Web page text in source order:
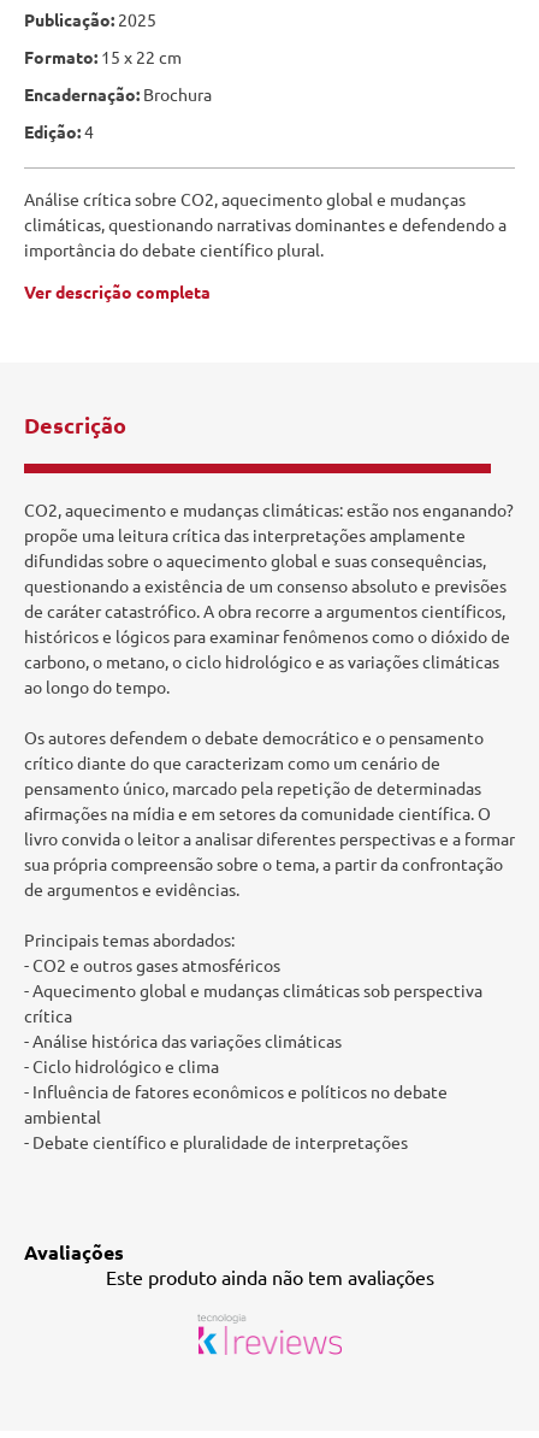
Publicação: 2025
Formato: 15 x 22 cm
Encadernação: Brochura
Edição:4
Análise crítica sobre CO2, aquecimento global e mudanças
climáticas, questionando narrativas dominantes e defendendo a
importância do debate científico plural.
Ver descrição completa
Descrição
CO2, aquecimento e mudanças climáticas: estão nos enganando?
propõe uma leitura crítica das interpretações amplamente
difundidas sobre o aquecimento global e suas consequências,
questionando a existência de um consenso absoluto e previsões
de caráter catastrófico. A obra recorre a argumentos científicos,
históricos e lógicos para examinar fenômenos como o dióxido de
carbono, o metano, o ciclo hidrológico e as variações climáticas
ao longo do tempo.
Os autores defendem o debate democrático e o pensamento
crítico diante do que caracterizam como um cenário de
pensamento único, marcado pela repetição de determinadas
afirmações na mídia e em setores da comunidade científica. O
livro convida o leitor a analisar diferentes perspectivas e a formar
sua própria compreensão sobre o tema, a partir da confrontação
de argumentos e evidências.
Principais temas abordados:
- CO2 e outros gases atmosféricos
- Aquecimento global e mudanças climáticas sob perspectiva
crítica
- Análise histórica das variações climáticas
- Ciclo hidrológico e clima
- Influência de fatores econômicos e políticos no debate
ambiental
- Debate científico e pluralidade de interpretações
Avaliações
Este produto ainda não tem avaliações